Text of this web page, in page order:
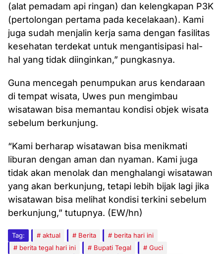
(alat pemadam api ringan) dan kelengkapan P3K
(pertolongan pertama pada kecelakaan). Kami
juga sudah menjalin kerja sama dengan fasilitas
kesehatan terdekat untuk mengantisipasi hal-
hal yang tidak diinginkan,” pungkasnya.
Guna mencegah penumpukan arus kendaraan
di tempat wisata, Uwes pun mengimbau
wisatawan bisa memantau kondisi objek wisata
sebelum berkunjung.
“Kami berharap wisatawan bisa menikmati
liburan dengan aman dan nyaman. Kami juga
tidak akan menolak dan menghalangi wisatawan
yang akan berkunjung, tetapi lebih bijak lagi jika
wisatawan bisa melihat kondisi terkini sebelum
berkunjung,” tutupnya. (EW/hn)
Tag: aktual Berita
berita hari ini
berita tegal hari ini
Bupati Tegal
Guci